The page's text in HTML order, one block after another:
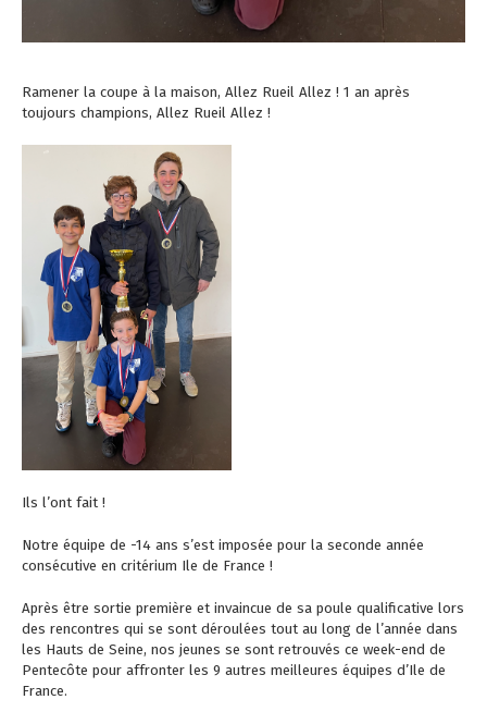
Ramener la coupe à la maison, Allez Rueil Allez ! 1 an après
toujours champions, Allez Rueil Allez !
Ils l’ont fait !
Notre équipe de -14 ans s’est imposée pour la seconde année
consécutive en critérium Ile de France !
Après être sortie première et invaincue de sa poule qualificative lors
des rencontres qui se sont déroulées tout au long de l’année dans
les Hauts de Seine, nos jeunes se sont retrouvés ce week-end de
Pentecôte pour affronter les 9 autres meilleures équipes d’Ile de
France.